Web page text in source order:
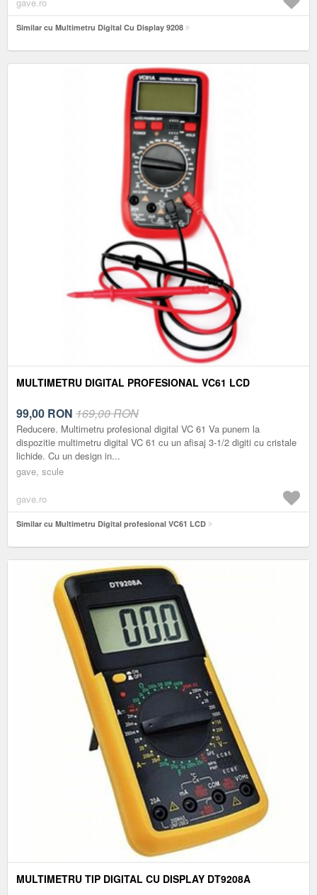
Similar cu Multimetru Digital Cu Display 9208
MULTIMETRU DIGITAL PROFESIONAL VC61 LCD
99,00 RON 169,00 RON
Reducere. Multimetru profesional digital VC 61 Va punem la
dispozitie multimetru digital VC 61 cu un afisaj 3-1/2 digiti cu cristale
lichide. Cu un design in...
gave, scule
gave.ro
Similar cu Multimetru Digital profesional VC61 LCD
MULTIMETRU TIP DIGITAL CU DISPLAY DT9208A